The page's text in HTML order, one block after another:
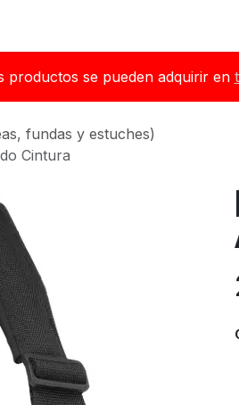
productos se pueden adquirir en
fundas y estuches)
Cintura